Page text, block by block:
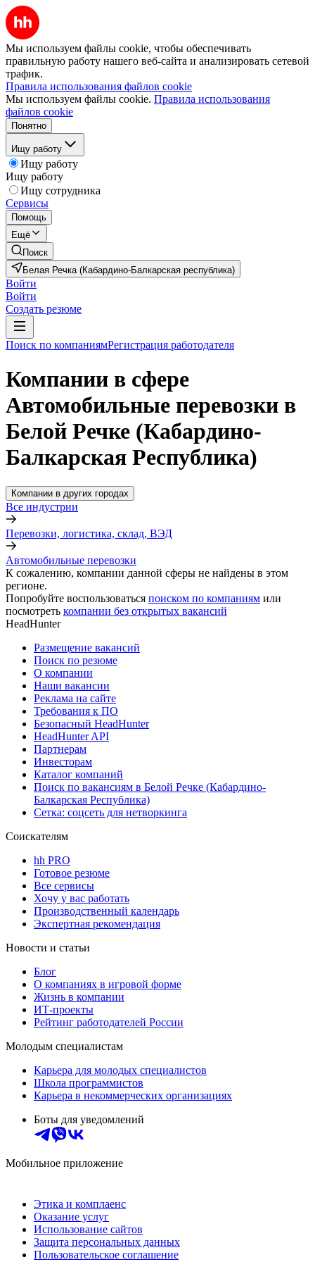
Мы используем файлы cookie, чтобы обеспечивать
правильную работу нашего веб-сайта и анализировать сетевой
трафик.
Правила использования файлов cookie
Мы используем файлы cookie. Правила использования
файлов cookie
Понятно
Ищу работу
Ищу работу
Ищу работу
Ищу сотрудника
Сервисы
Помощь
Ещё
Поиск
Белая Речка (Кабардино-Балкарская республика)
Войти
Войти
Создать резюме
Поиск по компаниямРегистрация работодателя
Компании в сфере
Автомобильные перевозки в
Белой Речке (Кабардино-
Балкарская Республика)
Компании в других городах
Все индустрии
Перевозки, логистика, склад, ВЭД
Автомобильные перевозки
К сожалению, компании данной сферы не найдены в этом
регионе.
Попробуйте воспользоваться поиском по компаниям или
посмотреть компании без открытых вакансий
HeadHunter
Размещение вакансий
Поиск по резюме
О компании
Наши вакансии
Реклама на сайте
Требования к ПО
Безопасный HeadHunter
HeadHunter API
Партнерам
Инвесторам
Каталог компаний
Поиск по вакансиям в Белой Речке (Кабардино-
Балкарская Республика)
Сетка: соцсеть для нетворкинга
Соискателям
hh PRO
Готовое резюме
Все сервисы
Хочу у вас работать
Производственный календарь
Экспертная рекомендация
Новости и статьи
Блог
О компаниях в игровой форме
Жизнь в компании
ИТ-проекты
Рейтинг работодателей России
Молодым специалистам
Карьера для молодых специалистов
Школа программистов
Карьера в некоммерческих организациях
Боты для уведомлений
Мобильное приложение
Этика и комплаенс
Оказание услуг
Использование сайтов
Защита персональных данных
Пользовательское соглашение